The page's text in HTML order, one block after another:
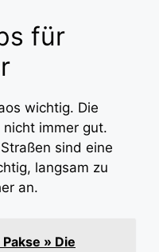
für
wichtig. Die
immer gut.
sind eine
langsam zu
an.
» Die